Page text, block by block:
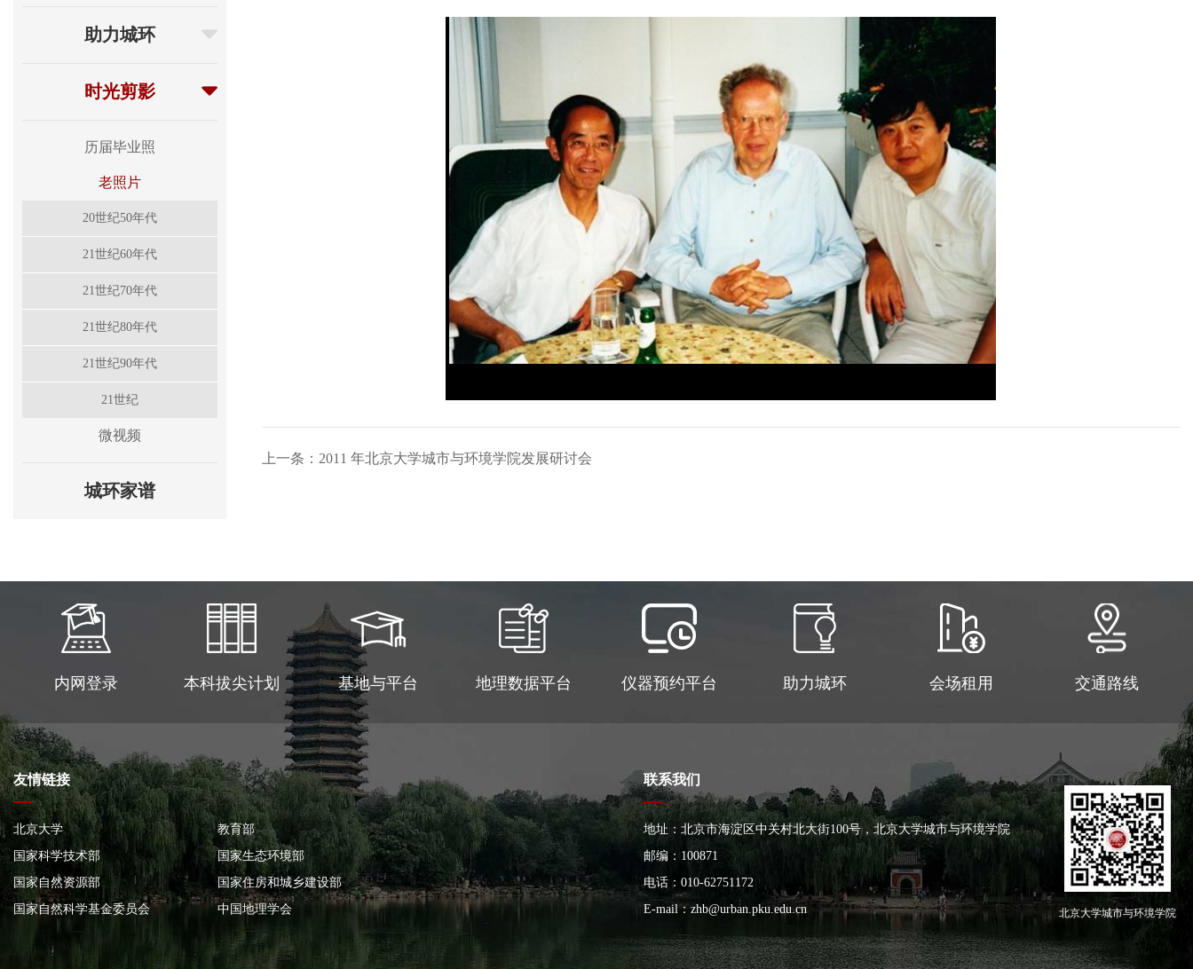
助力城环
时光剪影
历届毕业照
老照片
20世纪50年代
21世纪60年代
21世纪70年代
21世纪80年代
21世纪90年代
21世纪
微视频
城环家谱
上一条：2011 年北京大学城市与环境学院发展研讨会
内网登录 本科拔尖计划 基地与平台 地理数据平台 仪器预约平台 助力城环 会场租用 交通路线
友情链接
北京大学
教育部
国家科学技术部
国家生态环境部
国家自然资源部
国家住房和城乡建设部
国家自然科学基金委员会
中国地理学会
联系我们
地址：北京市海淀区中关村北大街100号，北京大学城市与环境学院
大楼
邮编：100871
电话：010-62751172
E-mail： zhb@urban.pku.edu.cn 北京大学城市与环境学院